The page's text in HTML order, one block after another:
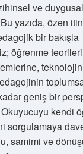
ve
Bu yazıda, özen
bir bakışla
öğrenme
geniş bir
Okuyucuyu kendi
sorgulamaya
samimi ve